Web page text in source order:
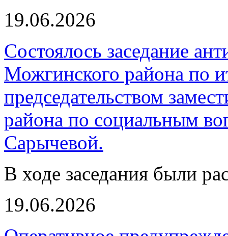
19.06.2026
Состоялось заседание
Можгинского района по
председательством
района по социальным
Сарычевой.
В ходе заседания были
19.06.2026